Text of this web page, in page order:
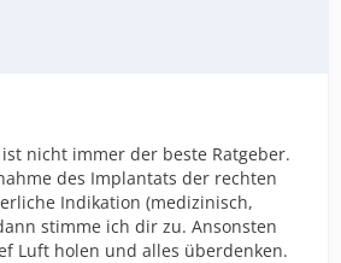
ist nicht immer der beste Ratgeber.
des Implantats der rechten
Indikation (medizinisch,
stimme ich dir zu. Ansonsten
Luft holen und alles überdenken.